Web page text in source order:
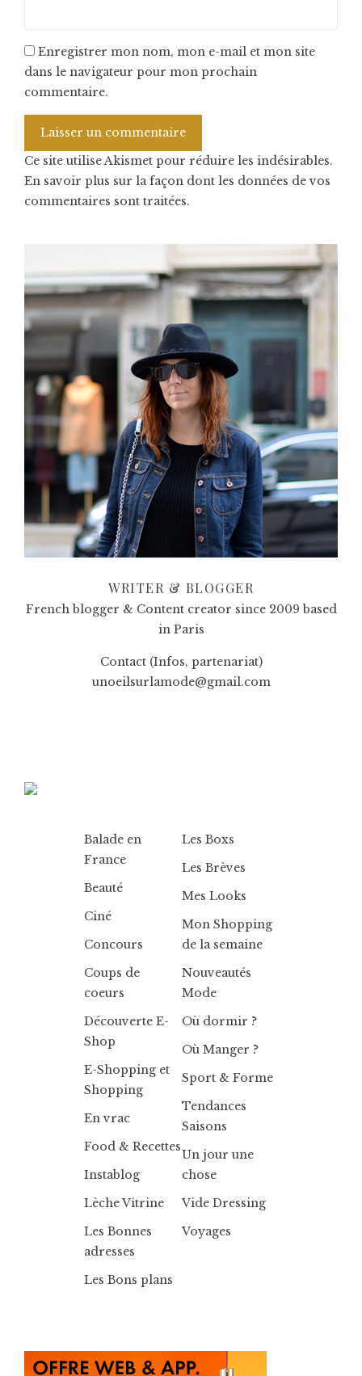
Enregistrer mon nom, mon e-mail et mon site
dans le navigateur pour mon prochain
commentaire.
Ce site utilise Akismet pour réduire les indésirables.
En savoir plus sur la façon dont les données de vos
commentaires sont traitées.
WRITER & BLOGGER
French blogger & Content creator since 2009 based
in Paris
Contact (Infos, partenariat)
unoeilsurlamode@gmail.com
Balade en
France
Beauté
Ciné
Concours
Coups de
coeurs
Découverte E-
Shop
E-Shopping et
Shopping
En vrac
Food & Recettes
Instablog
Lèche Vitrine
Les Bonnes
adresses
Les Bons plans
Les Boxs
Les Brèves
Mes Looks
Mon Shopping
de la semaine
Nouveautés
Mode
Où dormir ?
Où Manger ?
Sport & Forme
Tendances
Saisons
Un jour une
chose
Vide Dressing
Voyages